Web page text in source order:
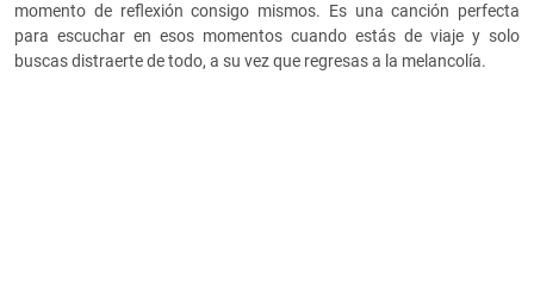
momento de reflexión consigo mismos. Es una canción perfecta
para escuchar en esos momentos cuando estás de viaje y solo
buscas distraerte de todo, a su vez que regresas a la melancolía.